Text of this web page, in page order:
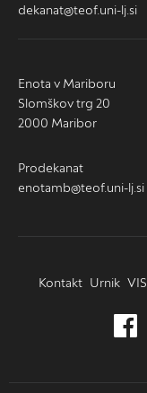
dekanat@teof.uni-lj.si
Enota v Mariboru
Slomškov trg 20
2000 Maribor
Prodekanat
enotamb@teof.uni-lj.si
Kontakt Urnik VIS